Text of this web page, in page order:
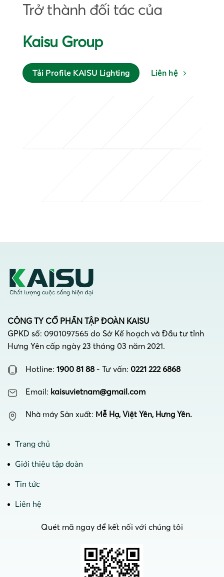
Trở thành đối tác của
Kaisu Group
Tải Profile KAISU Lighting Liên hệ
CÔNG TY CỔ PHẦN TẬP ĐOÀN KAISU
GPKD số: 0901097565 do Sở Kế hoạch và Đầu tư tỉnh
Hưng Yên cấp ngày 23 tháng 03 năm 2021.
Hotline: 1900 81 88 - Tư vấn: 0221 222 6868
Email: kaisuvietnam@gmail.com
Nhà máy Sản xuất: Mễ Hạ, Việt Yên, Hưng Yên.
Trang chủ
Giới thiệu tập đoàn
Tin tức
Liên hệ
Quét mã ngay để kết nối với chúng tôi